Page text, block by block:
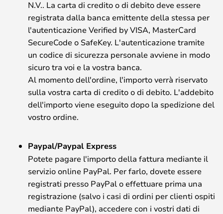
N.V.. La carta di credito o di debito deve essere
registrata dalla banca emittente della stessa per
l'autenticazione Verified by VISA, MasterCard
SecureCode o SafeKey. L'autenticazione tramite
un codice di sicurezza personale avviene in modo
sicuro tra voi e la vostra banca.
Al momento dell'ordine, l'importo verrà riservato
sulla vostra carta di credito o di debito. L'addebito
dell'importo viene eseguito dopo la spedizione del
vostro ordine.
Paypal/Paypal Express
Potete pagare l'importo della fattura mediante il
servizio online PayPal. Per farlo, dovete essere
registrati presso PayPal o effettuare prima una
registrazione (salvo i casi di ordini per clienti ospiti
mediante PayPal), accedere con i vostri dati di